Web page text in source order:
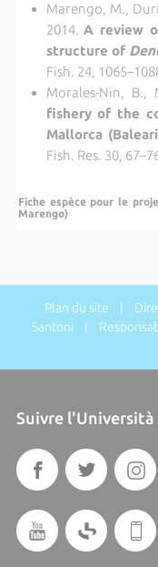
Marengo, M.,
2014.A review
structure of
Fish. 24,
Morales-Nin, B.,
fishery of the
Mallorca
Fish. Res. 30,
Fiche espèce pour le
Marengo)
Plan du site |
Santoni |
Suivre l'Università